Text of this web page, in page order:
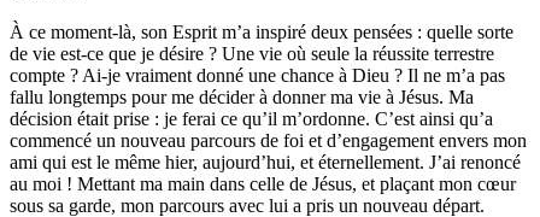
À ce moment-là, son Esprit m’a inspiré deux pensées : quelle sorte
de vie est-ce que je désire ? Une vie où seule la réussite terrestre
compte ? Ai-je vraiment donné une chance à Dieu ? Il ne m’a pas
fallu longtemps pour me décider à donner ma vie à Jésus. Ma
décision était prise : je ferai ce qu’il m’ordonne. C’est ainsi qu’a
commencé un nouveau parcours de foi et d’engagement envers mon
ami qui est le même hier, aujourd’hui, et éternellement. J’ai renoncé
au moi ! Mettant ma main dans celle de Jésus, et plaçant mon cœur
sous sa garde, mon parcours avec lui a pris un nouveau départ.